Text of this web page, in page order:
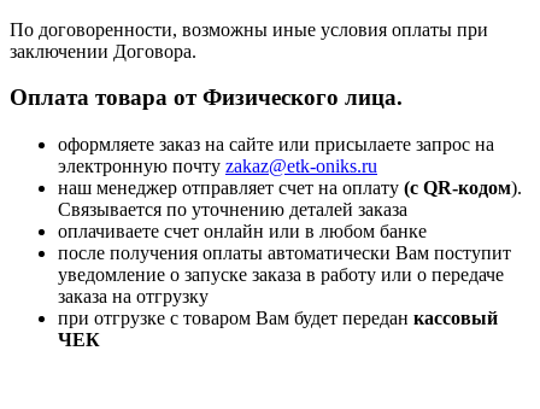
По договоренности, возможны иные условия оплаты при
заключении Договора.
Оплата товара от Физического лица.
оформляете заказ на сайте или присылаете запрос на
электронную почту zakaz@etk-oniks.ru
наш менеджер отправляет счет на оплату (с QR-кодом).
Связывается по уточнению деталей заказа
оплачиваете счет онлайн или в любом банке
после получения оплаты автоматически Вам поступит
уведомление о запуске заказа в работу или о передаче
заказа на отгрузку
при отгрузке с товаром Вам будет передан кассовый
ЧЕК